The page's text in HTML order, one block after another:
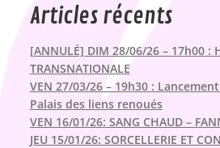
Articles récents
[ANNULÉ] DIM 28/06/26 – 17h00 :
TRANSNATIONALE
VEN 27/03/26 – 19h30 :
Palais des liens renoués
VEN 16/01/26: SANG CHAUD –
JEU 15/01/26: SORCELLERIE ET